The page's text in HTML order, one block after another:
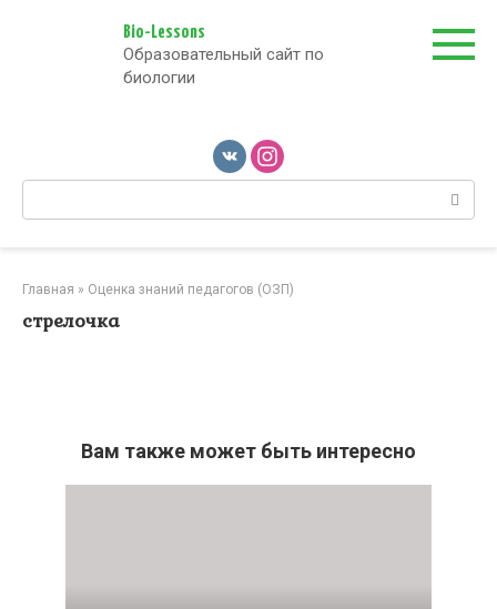
Bio-Lessons
Образовательный сайт по
биологии
Поиск:
Главная » Оценка знаний педагогов (ОЗП)
стрелочка
Вам также может быть интересно